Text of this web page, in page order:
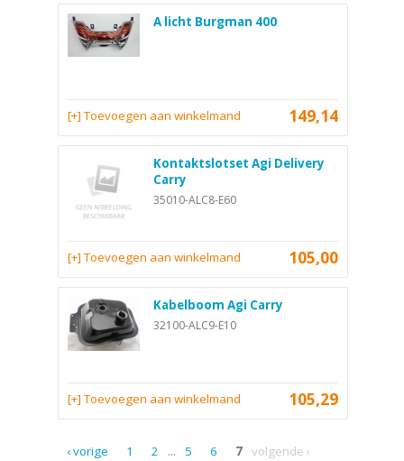
A licht Burgman 400
149,14
[+] Toevoegen aan winkelmand
Kontaktslotset Agi Delivery
Carry
35010-ALC8-E60
105,00
[+] Toevoegen aan winkelmand
Kabelboom Agi Carry
32100-ALC9-E10
105,29
[+] Toevoegen aan winkelmand
‹ vorige 1 2 ... 5 6 7 volgende ›